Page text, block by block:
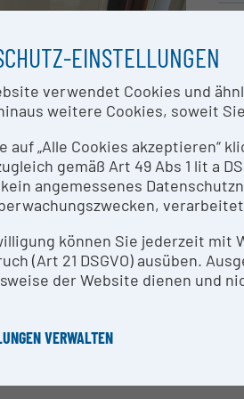
med.ac.at
EINSTELLUNGEN
verwendet Cookies und
weitere Cookies, soweit
auf „Alle Cookies akzeptieren“
gemäß Art 49 Abs 1 lit a
kein angemessenes
können Sie jederzeit mit
(Art 21 DSGVO) ausüben.
der Website dienen und
VERWALTEN